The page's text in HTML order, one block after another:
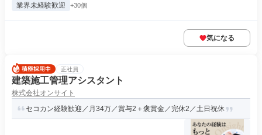
業界未経験歓迎 +30個
気になる
正社員
建築施工管理アシスタント
株式会社オンサイト
セコカン経験歓迎／月34万／賞与2＋褒賞金／完休2／土日祝休